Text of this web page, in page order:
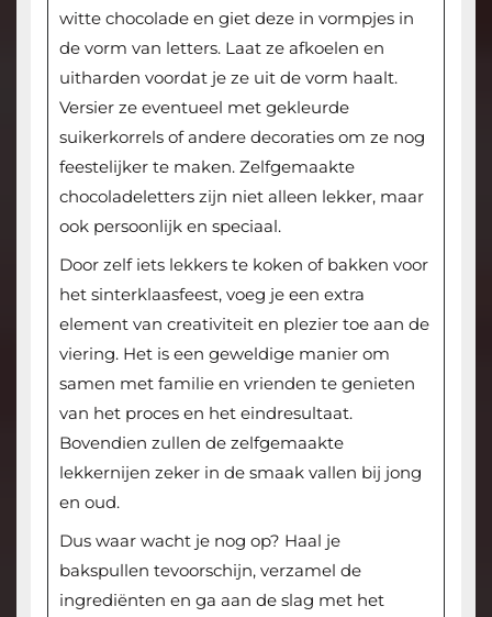
witte chocolade en giet deze in vormpjes in
de vorm van letters. Laat ze afkoelen en
uitharden voordat je ze uit de vorm haalt.
Versier ze eventueel met gekleurde
suikerkorrels of andere decoraties om ze nog
feestelijker te maken. Zelfgemaakte
chocoladeletters zijn niet alleen lekker, maar
ook persoonlijk en speciaal.
Door zelf iets lekkers te koken of bakken voor
het sinterklaasfeest, voeg je een extra
element van creativiteit en plezier toe aan de
viering. Het is een geweldige manier om
samen met familie en vrienden te genieten
van het proces en het eindresultaat.
Bovendien zullen de zelfgemaakte
lekkernijen zeker in de smaak vallen bij jong
en oud.
Dus waar wacht je nog op? Haal je
bakspullen tevoorschijn, verzamel de
ingrediënten en ga aan de slag met het